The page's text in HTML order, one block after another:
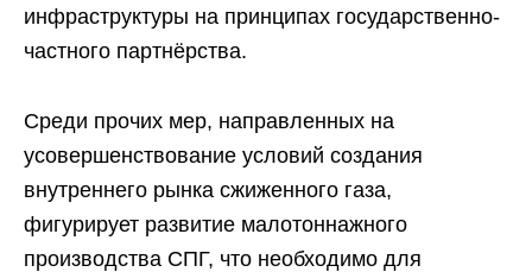
инфраструктуры на принципах государственно-
частного партнёрства.
Среди прочих мер, направленных на
усовершенствование условий создания
внутреннего рынка сжиженного газа,
фигурирует развитие малотоннажного
производства СПГ, что необходимо для